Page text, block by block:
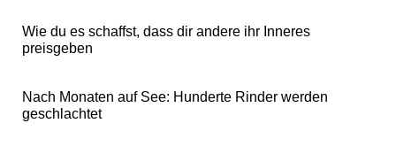
Wie du es schaffst, dass dir andere ihr Inneres
preisgeben
Nach Monaten auf See: Hunderte Rinder werden
geschlachtet